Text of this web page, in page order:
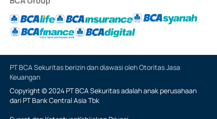
PT BCA Sekuritas berizin dan diawasi oleh Otoritas Jasa
Keuangan
Copyright © 2024 PT BCA Sekuritas adalah anak perusahaan
dari PT Bank Central Asia Tbk